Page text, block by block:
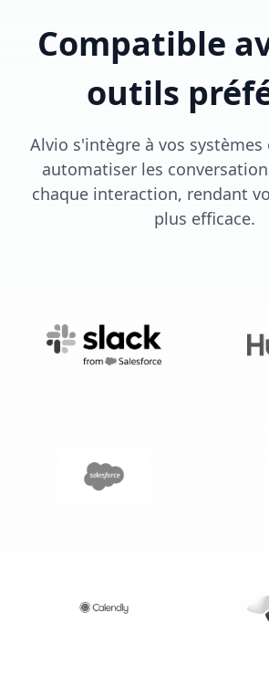
Compatible
outils
Alvio s'intègre à vos
automatiser les
chaque interaction, rendant
plus efficace.